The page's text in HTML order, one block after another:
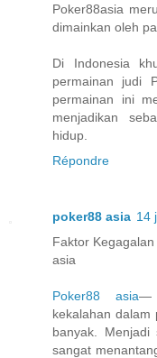
Poker88asia
dimainkan oleh
Di Indonesia
permainan judi
permainan ini
menjadikan
hidup.
Répondre
poker88 asia 14
Faktor
asia
Poker88 asia—
kekalahan dalam
banyak. Menjadi
sangat